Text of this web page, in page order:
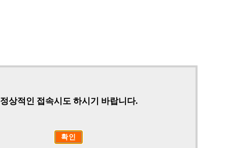
정상적인 접속시도 하시기 바랍니다.
확인